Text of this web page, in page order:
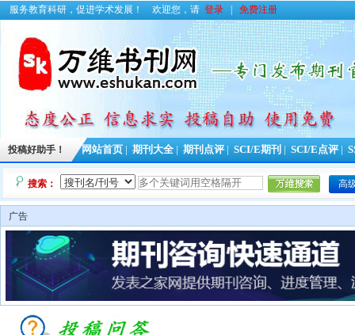
服务教育科研，促进学术发展！ 欢迎您，请 登录 免费注册
投稿好助手！ 网站首页 期刊大全 期刊点评 SCI/E期刊 SCI/E点评
搜索： 高
广告